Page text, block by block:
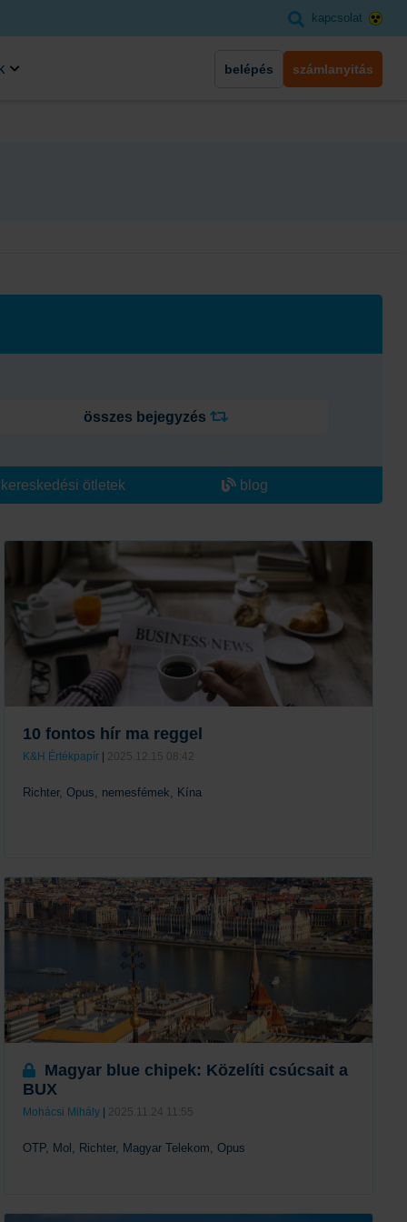
kapcsolat
belépés számlanyitás
összes bejegyzés
ötletek blog
10 fontos hír ma reggel
K&H Értékpapír 2025.12.15 08:42
Richter, Opus, nemesfémek, Kína
Tovább
Magyar blue chipek: Közelíti csúcsait a
BUX
Mohácsi Mihály 2025.11.24 11:55
OTP, Mol, Richter, Magyar Telekom, Opus